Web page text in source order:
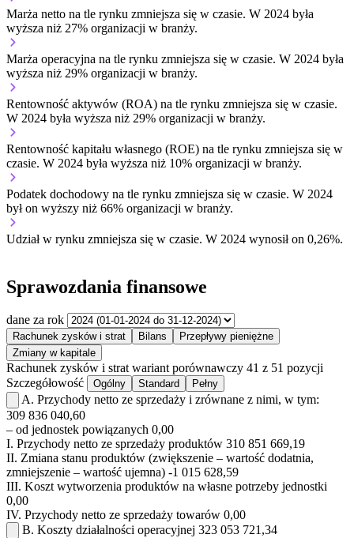
Marża netto na tle rynku zmniejsza się w czasie. W 2024 była
wyższa niż 27% organizacji w branży.
Marża operacyjna na tle rynku zmniejsza się w czasie. W 2024 była
wyższa niż 29% organizacji w branży.
Rentowność aktywów (ROA) na tle rynku zmniejsza się w czasie.
W 2024 była wyższa niż 29% organizacji w branży.
Rentowność kapitału własnego (ROE) na tle rynku zmniejsza się w
czasie. W 2024 była wyższa niż 10% organizacji w branży.
Podatek dochodowy na tle rynku zmniejsza się w czasie. W 2024
był on wyższy niż 66% organizacji w branży.
Udział w rynku zmniejsza się w czasie. W 2024 wynosił on 0,26%.
Sprawozdania finansowe
dane za rok
Rachunek zysków i strat Bilans
Przepływy pieniężne
Zmiany w kapitale
Rachunek zysków i strat wariant porównawczy 41 z 51 pozycji
Szczegółowość
Ogólny Standard Pełny
A. Przychody netto ze sprzedaży i zrównane z nimi, w tym:
309 836 040,60
– od jednostek powiązanych 0,00
I. Przychody netto ze sprzedaży produktów 310 851 669,19
II. Zmiana stanu produktów (zwiększenie – wartość dodatnia,
zmniejszenie – wartość ujemna) -1 015 628,59
III. Koszt wytworzenia produktów na własne potrzeby jednostki
0,00
IV. Przychody netto ze sprzedaży towarów 0,00
B. Koszty działalności operacyjnej 323 053 721,34